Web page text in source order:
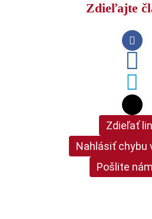
Zdieľajte
Zdieľať
Nahlásiť chybu
Pošlite